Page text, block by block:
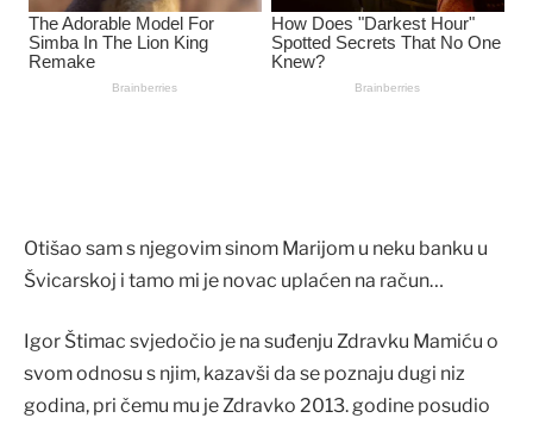
Otišao sam s njegovim sinom Marijom u neku banku u
Švicarskoj i tamo mi je novac uplaćen na račun…
Igor Štimac svjedočio je na suđenju Zdravku Mamiću o
svom odnosu s njim, kazavši da se poznaju dugi niz
godina, pri čemu mu je Zdravko 2013. godine posudio